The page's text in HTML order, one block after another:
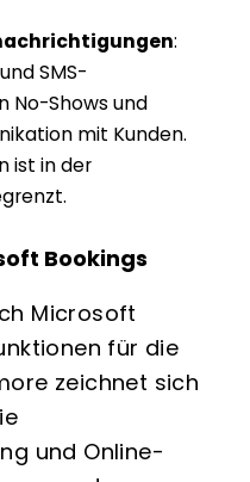
:
SMS-
No-Shows und
mit Kunden.
ist in der
Bookings
Microsoft
für die
zeichnet sich
und Online-